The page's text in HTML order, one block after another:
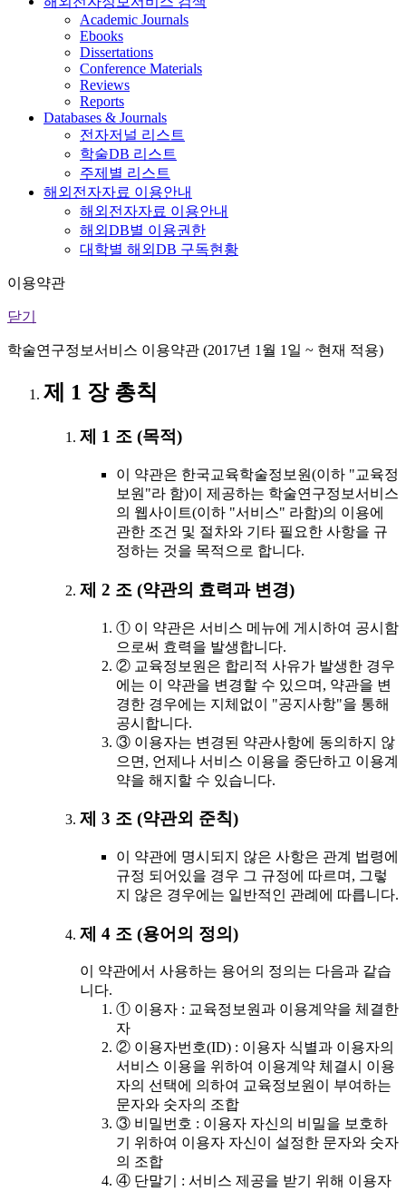
Academic Journals
Ebooks
Dissertations
Conference Materials
Reviews
Reports
Databases & Journals
전자저널 리스트
학술DB 리스트
주제별 리스트
해외전자자료 이용안내
해외전자자료 이용안내
해외DB별 이용권한
대학별 해외DB 구독현황
이용약관
닫기
학술연구정보서비스 이용약관 (2017년 1월 1일 ~ 현재 적용)
제 1 장 총칙
제 1 조 (목적)
이 약관은 한국교육학술정보원(이하 "교육정
보원"라 함)이 제공하는 학술연구정보서비스
의 웹사이트(이하 "서비스" 라함)의 이용에
관한 조건 및 절차와 기타 필요한 사항을 규
정하는 것을 목적으로 합니다.
제 2 조 (약관의 효력과 변경)
① 이 약관은 서비스 메뉴에 게시하여 공시함
으로써 효력을 발생합니다.
② 교육정보원은 합리적 사유가 발생한 경우
에는 이 약관을 변경할 수 있으며, 약관을 변
경한 경우에는 지체없이 "공지사항"을 통해
공시합니다.
③ 이용자는 변경된 약관사항에 동의하지 않
으면, 언제나 서비스 이용을 중단하고 이용계
약을 해지할 수 있습니다.
제 3 조 (약관외 준칙)
이 약관에 명시되지 않은 사항은 관계 법령에
규정 되어있을 경우 그 규정에 따르며, 그렇
지 않은 경우에는 일반적인 관례에 따릅니다.
제 4 조 (용어의 정의)
이 약관에서 사용하는 용어의 정의는 다음과 같습
니다.
① 이용자 : 교육정보원과 이용계약을 체결한
자
② 이용자번호(ID) : 이용자 식별과 이용자의
서비스 이용을 위하여 이용계약 체결시 이용
자의 선택에 의하여 교육정보원이 부여하는
문자와 숫자의 조합
③ 비밀번호 : 이용자 자신의 비밀을 보호하
기 위하여 이용자 자신이 설정한 문자와 숫자
의 조합
④ 단말기 : 서비스 제공을 받기 위해 이용자